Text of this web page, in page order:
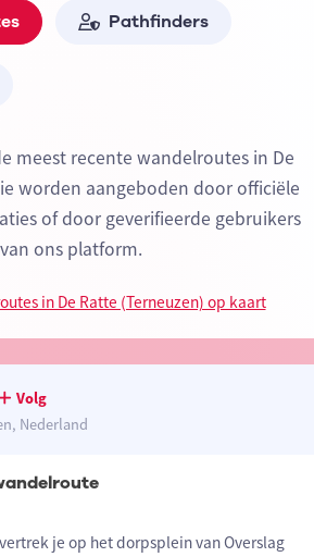
Pathfinders
meest recente wandelroutes in De
worden aangeboden door officiële
of door geverifieerde gebruikers
van ons platform.
in De Ratte (Terneuzen) op kaart
Volg
Nederland
je op het dorpsplein van Overslag